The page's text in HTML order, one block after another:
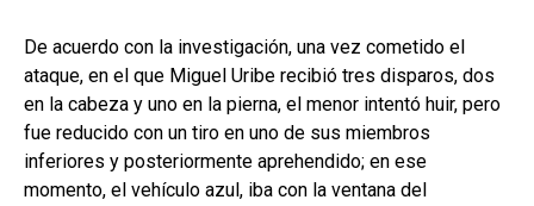
De acuerdo con la investigación, una vez cometido el
ataque, en el que Miguel Uribe recibió tres disparos, dos
en la cabeza y uno en la pierna, el menor intentó huir, pero
fue reducido con un tiro en uno de sus miembros
inferiores y posteriormente aprehendido; en ese
momento, el vehículo azul, iba con la ventana del